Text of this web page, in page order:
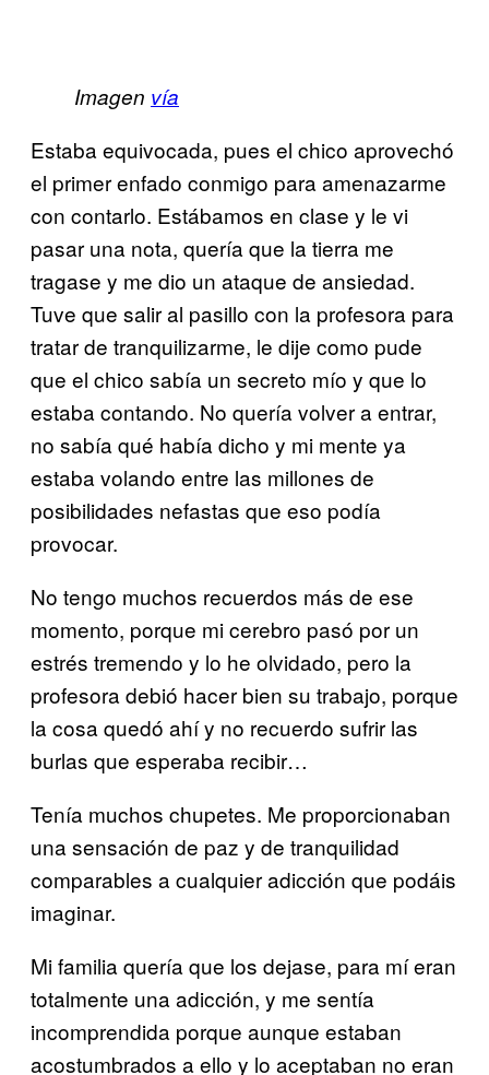
Imagen vía
Estaba equivocada, pues el chico aprovechó
el primer enfado conmigo para amenazarme
con contarlo. Estábamos en clase y le vi
pasar una nota, quería que la tierra me
tragase y me dio un ataque de ansiedad.
Tuve que salir al pasillo con la profesora para
tratar de tranquilizarme, le dije como pude
que el chico sabía un secreto mío y que lo
estaba contando. No quería volver a entrar,
no sabía qué había dicho y mi mente ya
estaba volando entre las millones de
posibilidades nefastas que eso podía
provocar.
No tengo muchos recuerdos más de ese
momento, porque mi cerebro pasó por un
estrés tremendo y lo he olvidado, pero la
profesora debió hacer bien su trabajo, porque
la cosa quedó ahí y no recuerdo sufrir las
burlas que esperaba recibir…
Tenía muchos chupetes. Me proporcionaban
una sensación de paz y de tranquilidad
comparables a cualquier adicción que podáis
imaginar.
Mi familia quería que los dejase, para mí eran
totalmente una adicción, y me sentía
incomprendida porque aunque estaban
acostumbrados a ello y lo aceptaban no eran